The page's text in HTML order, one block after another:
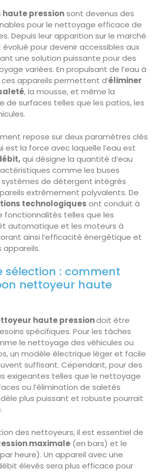
pressionsont devenus des
pour le nettoyage efficace de
Depuis leur apparition sur le marché
évolué pour devenir accessibles aux
une solution puissante pour des
variées. En propulsant de l’eau à
appareils permettent d’éliminer
, la mousse, et même la
de surfaces telles que les patios, les
repose sur deux paramètres clés
est la force avec laquelle l’eau est
qui désigne la quantité d’eau
comme les buses
de détergent intégrés
extrêmement polyvalents. De
technologiques ont conduit à
fonctionnalités telles que les
automatique et les moteurs à
ainsi l’efficacité énergétique et
appareils.
sélection : comment
nettoyeur haute
haute pressiondoit être
spécifiques. Pour les tâches
le nettoyage des véhicules ou
un modèle électrique léger et facile
suffisant. Cependant, pour des
exigeantes telles que le nettoyage
ou l’élimination de saletés
plus puissant et robuste pourrait
des nettoyeurs, il est essentiel de
maximale (en bars) et le
heure). Un appareil avec une
élevés sera plus efficace pour